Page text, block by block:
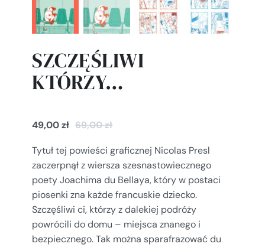
SZCZĘŚLIWI
KTÓRZY…
69,00zł
49,00zł
Tytuł tej powieści graficznej Nicolas Presl
zaczerpnął z wiersza szesnastowiecznego
poety Joachima du Bellaya, który w postaci
piosenki zna każde francuskie dziecko.
Szczęśliwi ci, którzy z dalekiej podróży
powrócili do domu – miejsca znanego i
bezpiecznego. Tak można sparafrazować du